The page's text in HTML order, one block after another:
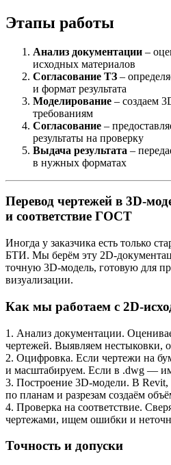
Этапы работы
Анализ документации –
исходных материалов
Согласование ТЗ –
и формат результата
Моделирование – создаем
требованиям
Согласование –
результаты на проверку
Выдача результата –
в нужных форматах
Перевод чертежей в 3D-
и соответствие ГОСТ
Иногда у заказчика есть только
БТИ. Мы берём эту 2D-
точную 3D-модель, готовую для
визуализации.
Как мы работаем с 2D-
1. Анализ документации.
чертежей. Выявляем нестыковки,
2. Оцифровка. Если чертежи на
и масштабируем. Если в .dwg —
3. Построение 3D-модели. В
по планам и разрезам создаём
4. Проверка на соответствие.
чертежами, ищем ошибки и
Точность и допуски